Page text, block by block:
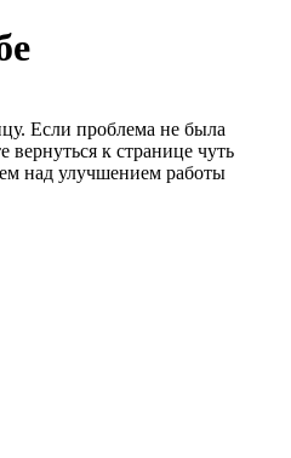
Если проблема не была
вернуться к странице чуть
над улучшением работы